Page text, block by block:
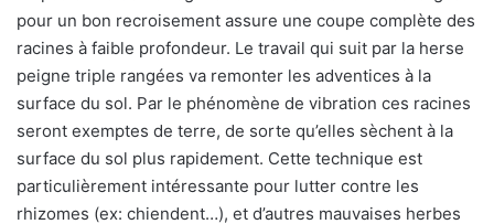
pour un bon recroisement assure une coupe complète des
racines à faible profondeur. Le travail qui suit par la herse
peigne triple rangées va remonter les adventices à la
surface du sol. Par le phénomène de vibration ces racines
seront exemptes de terre, de sorte qu’elles sèchent à la
surface du sol plus rapidement. Cette technique est
particulièrement intéressante pour lutter contre les
rhizomes (ex: chiendent…), et d’autres mauvaises herbes